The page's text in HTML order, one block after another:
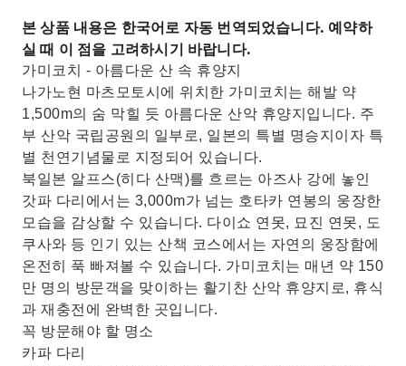
본 상품 내용은 한국어로 자동 번역되었습니다. 예약하
실 때 이 점을 고려하시기 바랍니다.
가미코치 - 아름다운 산 속 휴양지
나가노현 마츠모토시에 위치한 가미코치는 해발 약
1,500m의 숨 막힐 듯 아름다운 산악 휴양지입니다. 주
부 산악 국립공원의 일부로, 일본의 특별 명승지이자 특
별 천연기념물로 지정되어 있습니다.
북일본 알프스(히다 산맥)를 흐르는 아즈사 강에 놓인
갓파 다리에서는 3,000m가 넘는 호타카 연봉의 웅장한
모습을 감상할 수 있습니다. 다이쇼 연못, 묘진 연못, 도
쿠사와 등 인기 있는 산책 코스에서는 자연의 웅장함에
온전히 푹 빠져볼 수 있습니다. 가미코치는 매년 약 150
만 명의 방문객을 맞이하는 활기찬 산악 휴양지로, 휴식
과 재충전에 완벽한 곳입니다.
꼭 방문해야 할 명소
카파 다리